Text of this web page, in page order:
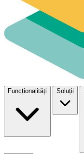
Funcționalități Soluții